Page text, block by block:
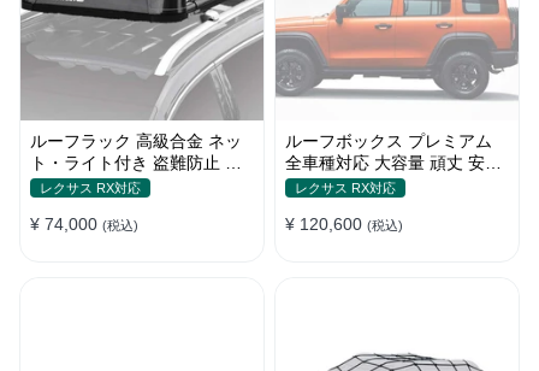
ルーフラック 高級合金 ネッ
ト・ライト付き 盗難防止 頑
丈 安定 分離式 大容量 ベース
レクサス RX対応
¥ 74,000 (税込)
ルーフボックス プレミアム
全車種対応 大容量 頑丈 安定
贅沢使い心地 おしゃれ 多色
レクサス RX対応
¥ 120,600 (税込)